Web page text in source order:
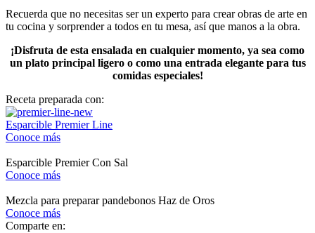
Recuerda que no necesitas ser un experto para crear obras de arte en
tu cocina y sorprender a todos en tu mesa, así que manos a la obra.
¡Disfruta de esta ensalada en cualquier momento, ya sea como
un plato principal ligero o como una entrada elegante para tus
comidas especiales!
Receta preparada con:
Esparcible Premier Line
Conoce más
Esparcible Premier Con Sal
Conoce más
Mezcla para preparar pandebonos Haz de Oros
Conoce más
Comparte en: